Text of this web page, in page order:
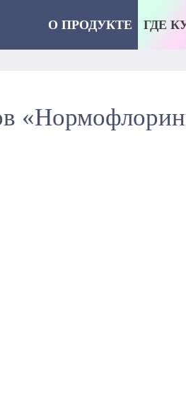
О ПРОДУКТЕ ГДЕ